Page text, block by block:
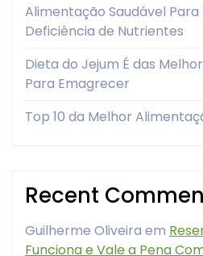
Alimentação Saudável
Deficiência de Nutrientes
Dieta do Jejum É das
Para Emagrecer
Top 10 da Melhor
Recent
Guilherme Oliveira em
Funciona e Vale a Pena